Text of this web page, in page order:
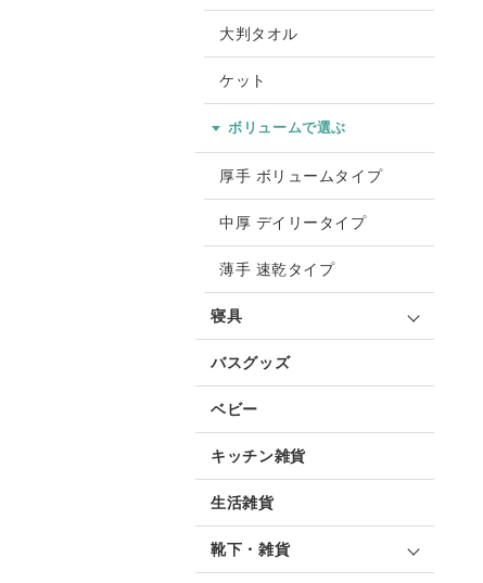
大判タオル
ケット
ボリュームで選ぶ
厚手 ボリュームタイプ
中厚 デイリータイプ
薄手 速乾タイプ
寝具
バスグッズ
ベビー
キッチン雑貨
生活雑貨
靴下・雑貨